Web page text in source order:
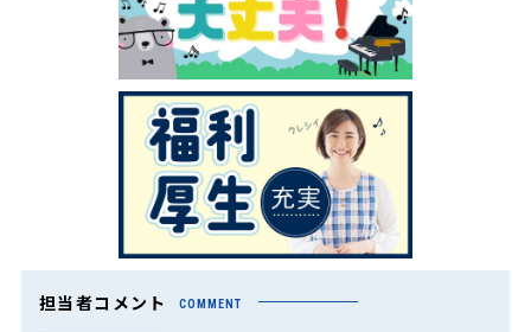
担当者コメント COMMENT